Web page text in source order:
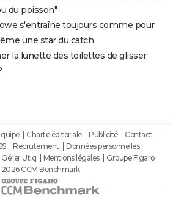
du poisson"
s'entraîne toujours comme pour
une star du catch
la lunette des toilettes de glisser
Charte éditoriale Publicité
Contact
Recrutement
Données personnelles
Gérer Utiq Mentions légales
Groupe Figaro
CCM Benchmark